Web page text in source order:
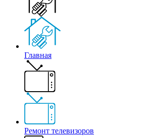
Главная
Ремонт телевизоров